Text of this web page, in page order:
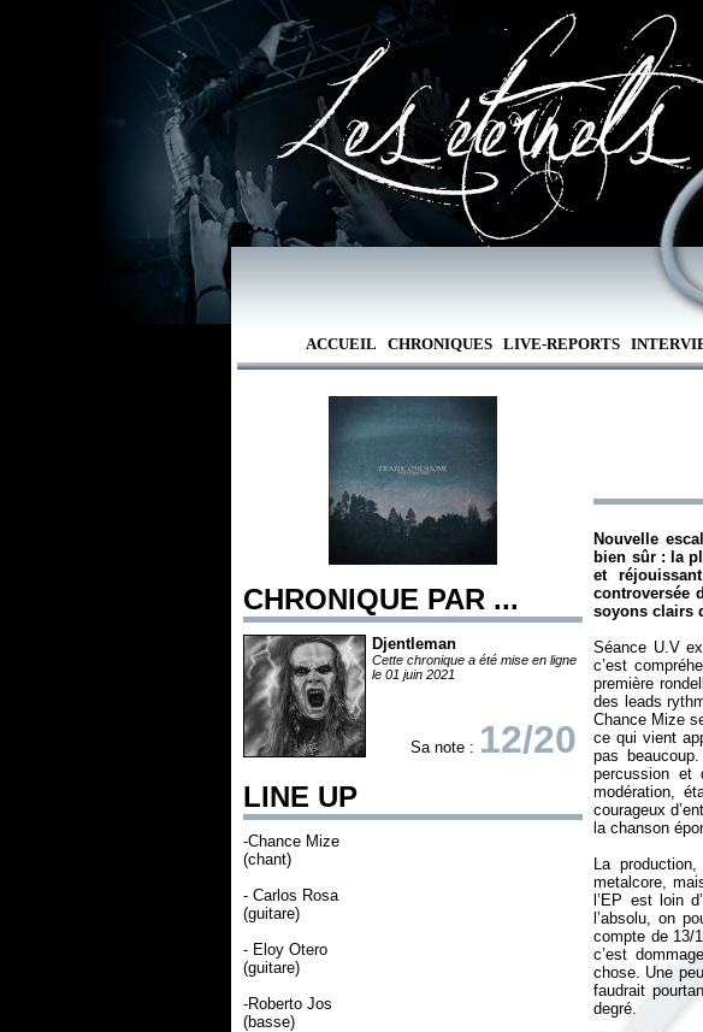
ACCUEIL CHRONIQUES LIVE-REPORTS
CHRONIQUE PAR ...
Djentleman
Cette chronique a été mise en ligne
le 01 juin 2021
Sa note : 12/20
LINE UP
-Chance Mize
(chant)
- Carlos Rosa
(guitare)
- Eloy Otero
(guitare)
-Roberto Jos
(basse)
Nouvelle
bien sûr : la
et
controversée
soyons clairs
Séance U.V
c’est
première
des leads
Chance Mize
ce qui vient
pas
percussion et
modération,
courageux
la chanson
La
metalcore,
l’EP est loin
l’absolu, on
compte de 13/
c’est
chose. Une
faudrait
degré.